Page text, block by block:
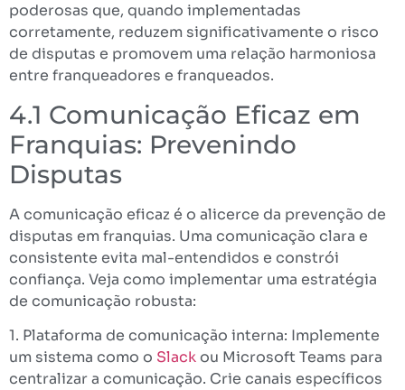
poderosas que, quando implementadas
corretamente, reduzem significativamente o risco
de disputas e promovem uma relação harmoniosa
entre franqueadores e franqueados.
4.1 Comunicação Eficaz em
Franquias: Prevenindo
Disputas
A comunicação eficaz é o alicerce da prevenção de
disputas em franquias. Uma comunicação clara e
consistente evita mal-entendidos e constrói
confiança. Veja como implementar uma estratégia
de comunicação robusta:
1. Plataforma de comunicação interna: Implemente
um sistema como o Slackou Microsoft Teams para
centralizar a comunicação. Crie canais específicos